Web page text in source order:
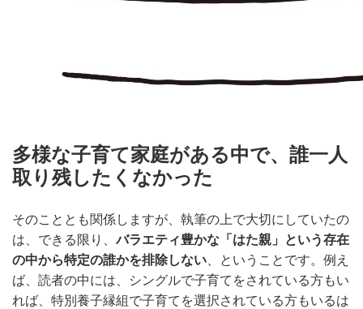
多様な子育て家庭がある中で、誰一人
取り残したくなかった
そのこととも関係しますが、執筆の上で大切にしていたの
は、できる限り、バラエティ豊かな「はた親」という存在
の中から特定の誰かを排除しない 、ということです。例え
ば、読者の中には、シングルで子育てをされている方もい
れば、特別養子縁組で子育てを選択されている方もいるは